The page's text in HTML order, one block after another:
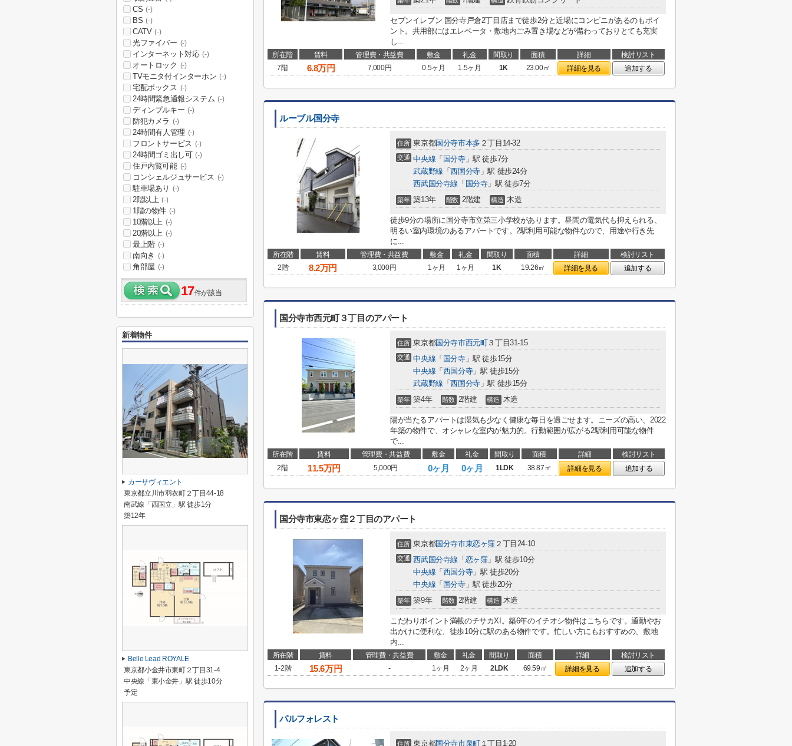
セブンイレブン 国分寺戸倉2丁目店まで徒歩2分と近場にコンビニがあるのもポイ
ント。共用部にはエレベータ・敷地内ごみ置き場などが備わっておりとても充実
し...
所在階 賃料 管理費・共益費 敷金 礼金 間取り 面積 詳細
検討リスト
7階
6.8万円 7,000円 0.5ヶ月 1.5ヶ月 1K 23.00㎡ 詳細を見る 追加する
ルーブル国分寺
住所 東京都国分寺市本多 ２丁目14-32
交通 中央線 「 国分寺」駅 徒歩7分
武蔵野線 「西国分寺」駅 徒歩24分
西武国分寺線 「 国分寺」駅 徒歩7分
築年 築13年 階数 2階建 構造 木造
徒歩9分の場所に国分寺市立第三小学校があります。昼間の電気代も抑えられる、
明るい室内環境のあるアパートです。2駅利用可能な物件なので、用途や行き先
に...
所在階 賃料 管理費・共益費 敷金 礼金 間取り 面積 詳細
検討リスト
2階
8.2万円 3,000円 1ヶ月 1ヶ月 1K 19.26㎡ 詳細を見る 追加する
国分寺市西元町３丁目のアパート
住所 東京都国分寺市西元町３丁目31-15
交通 中央線 「 国分寺」駅 徒歩15分
中央線 「 西国分寺」駅 徒歩15分
武蔵野線 「西国分寺」駅 徒歩15分
築年 築4年 階数 2階建 構造 木造
陽が当たるアパートは湿気も少なく健康な毎日を過ごせます。ニーズの高い、2022
年築の物件で、オシャレな室内が魅力的。行動範囲が広がる2駅利用可能な物件
で...
所在階 賃料 管理費・共益費 敷金 礼金 間取り 面積 詳細
検討リスト
2階
11.5万円 5,000円 0ヶ月 0ヶ月 1LDK 38.87㎡ 詳細を見る 追加する
国分寺市東恋ヶ窪２丁目のアパート
住所 東京都国分寺市東恋ヶ窪 ２丁目24-10
交通 西武国分寺線 「 恋ヶ窪」駅 徒歩10分
中央線 「 西国分寺」駅 徒歩20分
中央線 「 国分寺」駅 徒歩20分
築年 築9年 階数 2階建 構造 木造
こだわりポイント満載のチサカXI。築6年のイチオシ物件はこちらです。通勤やお
出かけに便利な、徒歩10分に駅のある物件です。忙しい方にもおすすめの、敷地
内...
所在階 賃料 管理費・共益費 敷金 礼金 間取り 面積 詳細
検討リスト
1-2階
15.6万円 - 1ヶ月 2ヶ月 2LDK 69.59㎡ 詳細を見る 追加する
パルフォレスト
住所 東京都国分寺市泉町１丁目1-20
CS (-)
BS (-)
CATV (-)
光ファイバー (-)
インターネット対応 (-)
オートロック (-)
TVモニタ付インターホン (-)
宅配ボックス (-)
24時間緊急通報システム (-)
ディンプルキー (-)
防犯カメラ (-)
24時間有人管理 (-)
フロントサービス (-)
24時間ゴミ出し可 (-)
住戸内覧可能 (-)
コンシェルジュサービス (-)
駐車場あり (-)
2階以上 (-)
1階の物件 (-)
10階以上 (-)
20階以上 (-)
最上階 (-)
南向き (-)
角部屋 (-)
17件が該当
新着物件
カーサヴィエント
東京都立川市羽衣町２丁目44-18
南武線「西国立」駅 徒歩1分
築12年
Belle Lead ROYALE
東京都小金井市東町２丁目31-4
中央線「東小金井」駅 徒歩10分
予定